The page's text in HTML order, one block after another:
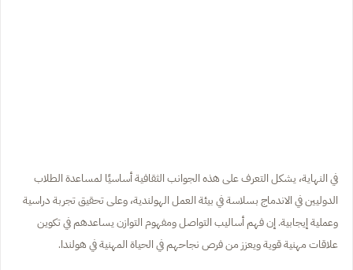
في النهاية، يشكل التعرف على هذه الجوانب الثقافية أساسيًا لمساعدة الطلاب
الدوليين في الاندماج بسلاسة في بيئة العمل الهولندية، وعلى تحقيق تجربة دراسية
وعملية إيجابية. إن فهم أساليب التواصل ومفهوم التوازن يساعدهم في تكوين
علاقات مهنية قوية ويعزز من فرص نجاحهم في الحياة المهنية في هولندا.